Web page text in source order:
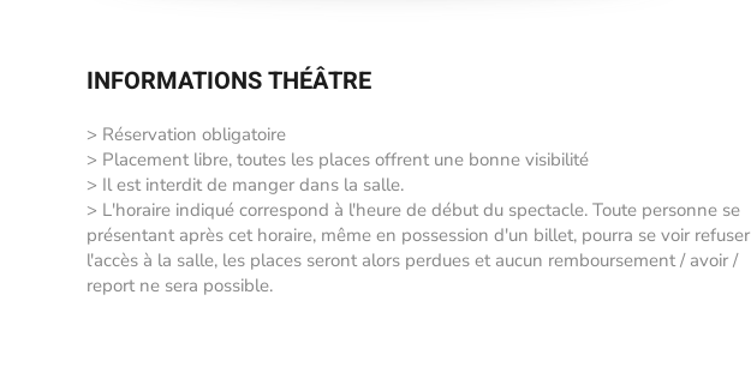
INFORMATIONS THÉÂTRE
> Réservation obligatoire
> Placement libre, toutes les places offrent une bonne visibilité
> Il est interdit de manger dans la salle.
> L'horaire indiqué correspond à l'heure de début du spectacle. Toute personne se
présentant après cet horaire, même en possession d'un billet, pourra se voir refuser
l'accès à la salle, les places seront alors perdues et aucun remboursement / avoir /
report ne sera possible.